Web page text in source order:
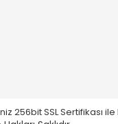
256bit SSL Sertifikası